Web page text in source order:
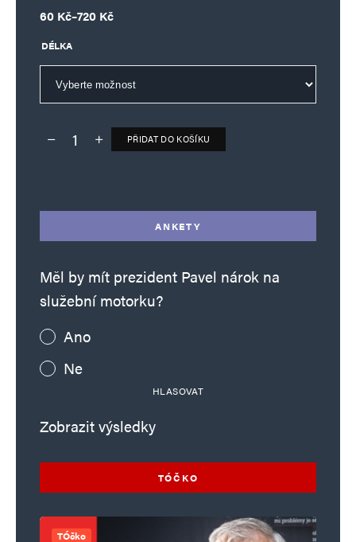
60 Kč–720 Kč
Rozpětí cen: 60 Kč až 720 Kč
DÉLKA
Deník TO – verze bez reklam množství
PŘIDAT DO KOŠÍKU
ANKETY
Měl by mít prezident Pavel nárok na
služební motorku?
Ano
Ne
HLASOVAT
Zobrazit výsledky
TÓČKO
TÓčko